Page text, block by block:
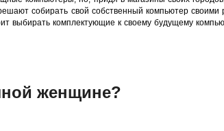
собирать свой собственный компьютер своими
выбирать комплектующие к своему будущему
женщине?